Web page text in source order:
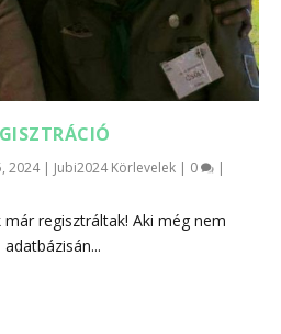
2024| Jubi2024 Körlevelek | 0 |
regisztráltak! Aki még nem